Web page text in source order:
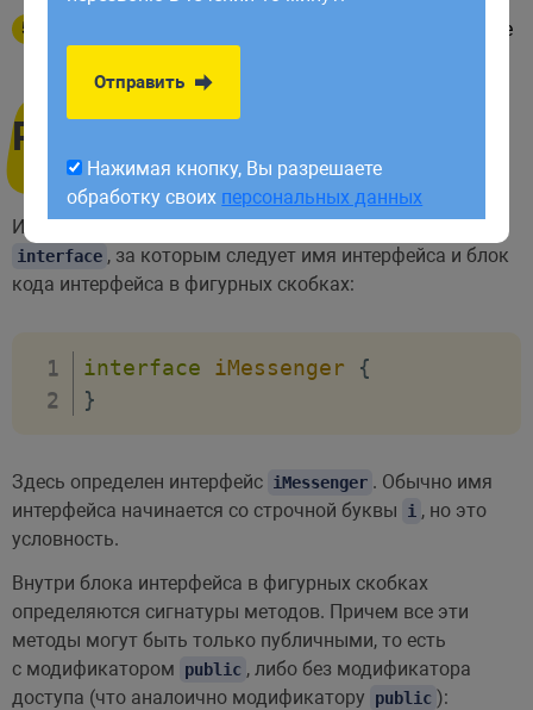
Нельзя делать интерфейс и класс с одним и тем же
Реализация интерфейсов
Интерфейс определяется с помощью ключевого слова
interface , за которым следует имя интерфейса и блок
кода интерфейса в фигурных скобках:
interface iMessenger
{
}
Здесь определен интерфейс iMessenger . Обычно имя
интерфейса начинается со строчной буквы
i , но это
условность.
Внутри блока интерфейса в фигурных скобках
определяются сигнатуры методов. Причем все эти
методы могут быть только публичными, то есть
с модификатором
public , либо без модификатора
доступа (что аналоично модификатору
public ):
обработку своихперсональных данных
Отправить
Нажимая кнопку, Вы разрешаете
обработку своих персональных данных